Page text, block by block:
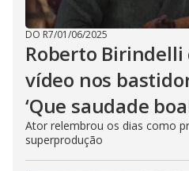
DO R7/01/06/2025
Roberto
vídeo nos
‘Que saudade
Ator relembrou os dias como
superprodução